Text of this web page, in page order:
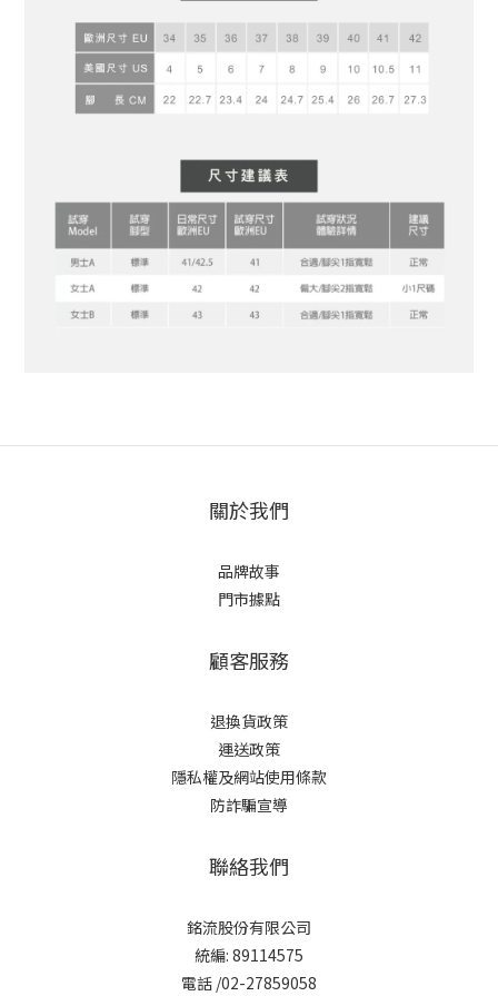
關於我們
品牌故事
門市據點
顧客服務
退換貨政策
運送政策
隱私權及網站使用條款
防詐騙宣導
聯絡我們
銘流股份有限公司
統編: 89114575
電話 /02-27859058